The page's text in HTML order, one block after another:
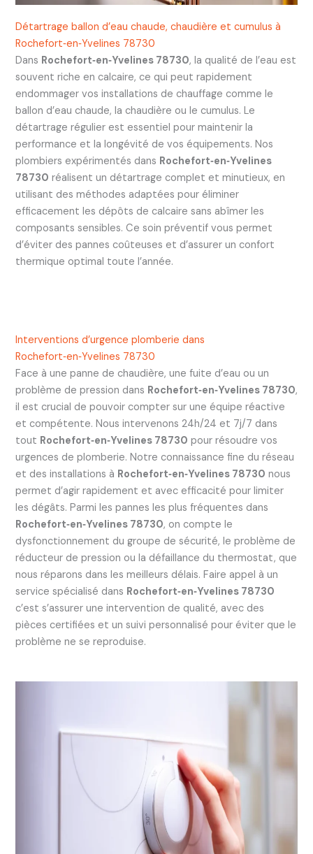
Détartrage ballon d’eau chaude, chaudière et cumulus à
Rochefort‑en‑Yvelines 78730
Dans Rochefort‑en‑Yvelines 78730, la qualité de l’eau est
souvent riche en calcaire, ce qui peut rapidement
endommager vos installations de chauffage comme le
ballon d’eau chaude, la chaudière ou le cumulus. Le
détartrage régulier est essentiel pour maintenir la
performance et la longévité de vos équipements. Nos
plombiers expérimentés dans Rochefort‑en‑Yvelines
78730 réalisent un détartrage complet et minutieux, en
utilisant des méthodes adaptées pour éliminer
efficacement les dépôts de calcaire sans abîmer les
composants sensibles. Ce soin préventif vous permet
d’éviter des pannes coûteuses et d’assurer un confort
thermique optimal toute l’année.
Interventions d’urgence plomberie dans
Rochefort‑en‑Yvelines 78730
Face à une panne de chaudière, une fuite d’eau ou un
problème de pression dans Rochefort‑en‑Yvelines 78730,
il est crucial de pouvoir compter sur une équipe réactive
et compétente. Nous intervenons 24h/24 et 7j/7 dans
tout Rochefort‑en‑Yvelines 78730 pour résoudre vos
urgences de plomberie. Notre connaissance fine du réseau
et des installations à Rochefort‑en‑Yvelines 78730 nous
permet d’agir rapidement et avec efficacité pour limiter
les dégâts. Parmi les pannes les plus fréquentes dans
Rochefort‑en‑Yvelines 78730, on compte le
dysfonctionnement du groupe de sécurité, le problème de
réducteur de pression ou la défaillance du thermostat, que
nous réparons dans les meilleurs délais. Faire appel à un
service spécialisé dans Rochefort‑en‑Yvelines 78730
c’est s’assurer une intervention de qualité, avec des
pièces certifiées et un suivi personnalisé pour éviter que le
problème ne se reproduise.